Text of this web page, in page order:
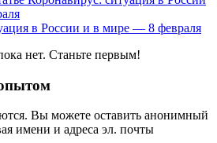
в России и в мире — 8 февраля
нет. Станьте первым!
Вы можете оставить анонимный
имени и адреса эл. почты